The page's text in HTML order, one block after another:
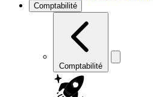
Comptabilité
Comptabilité